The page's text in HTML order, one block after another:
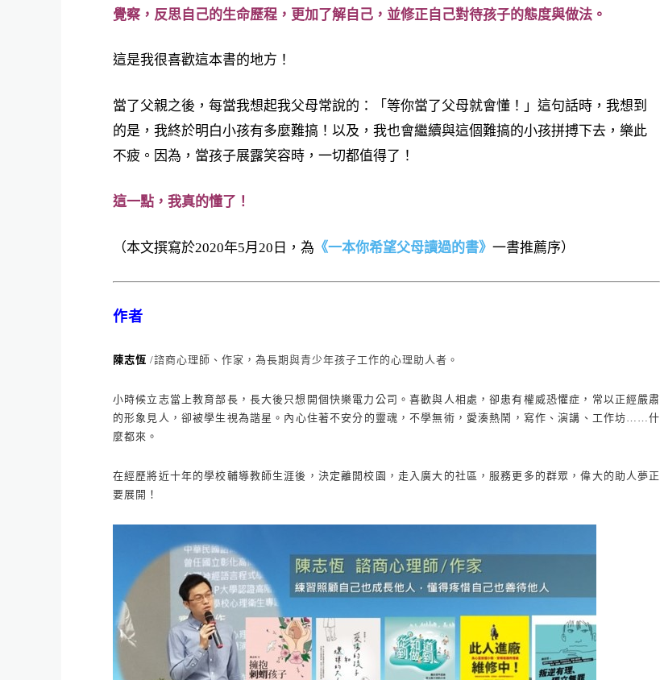
覺察，反思自己的生命歷程，更加了解自己，並修正自己對待孩子的態度與做法。
這是我很喜歡這本書的地方！
當了父親之後，每當我想起我父母常說的：「等你當了父母就會懂！」這句話時，我想到
的是，我終於明白小孩有多麼難搞！以及，我也會繼續與這個難搞的小孩拼搏下去，樂此
不疲。因為，當孩子展露笑容時，一切都值得了！
這一點，我真的懂了！
（本文撰寫於2020年5月20日，為 《一本你希望父母讀過的書》 一書推薦序）
作者
陳志恆 /諮商心理師、作家，為長期與青少年孩子工作的心理助人者。
小時候立志當上教育部長，長大後只想開個快樂電力公司。喜歡與人相處，卻患有權威恐懼症，常以正經嚴肅
的形象見人，卻被學生視為諧星。內心住著不安分的靈魂，不學無術，愛湊熱鬧，寫作、演講、工作坊……什
麼都來。
在經歷將近十年的學校輔導教師生涯後，決定離開校園，走入廣大的社區，服務更多的群眾，偉大的助人夢正
要展開！